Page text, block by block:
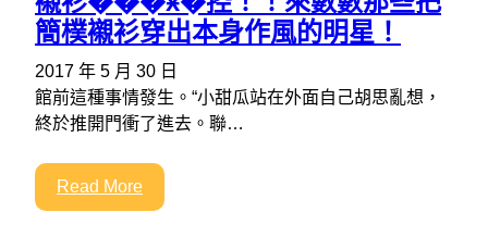
簡樸襯衫穿出本身作風的明星！
2017 年 5 月 30 日
館前這種事情發生。“小甜瓜站在外面自己胡思亂想，
終於推開門衝了進去。聯…
Read More